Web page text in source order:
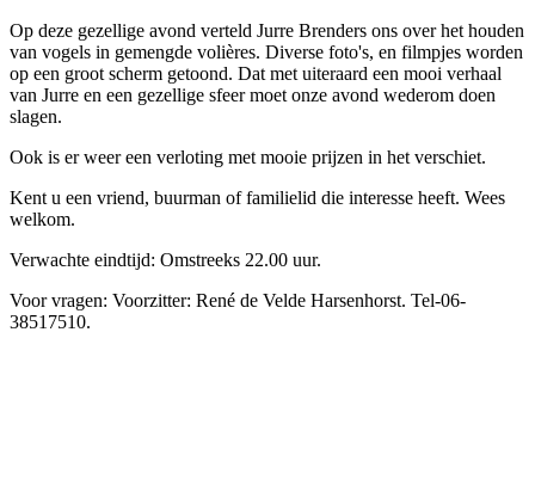
Op deze gezellige avond verteld Jurre Brenders ons over het houden
van vogels in gemengde volières. Diverse foto's, en filmpjes worden
op een groot scherm getoond. Dat met uiteraard een mooi verhaal
van Jurre en een gezellige sfeer moet onze avond wederom doen
slagen.
Ook is er weer een verloting met mooie prijzen in het verschiet.
Kent u een vriend, buurman of familielid die interesse heeft. Wees
welkom.
Verwachte eindtijd: Omstreeks 22.00 uur.
Voor vragen: Voorzitter: René de Velde Harsenhorst. Tel-06-
38517510.